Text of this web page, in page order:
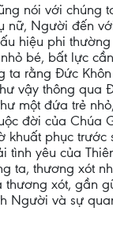
nói với chúng
nữ, Người đến
hiệu phi
bé, bất lực
ta rằng Đức
vậy thông
một đứa trẻ
đời của
khuất phục
yêu của
ta, thương xót
xót, gần
Người và sự